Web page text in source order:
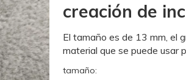
creación de
El tamaño es de 13 mm, el
material que se puede usar
tamaño: